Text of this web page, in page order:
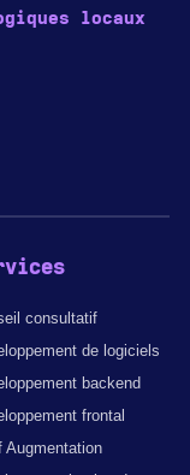
locaux
consultatif
de logiciels
backend
frontal
Augmentation